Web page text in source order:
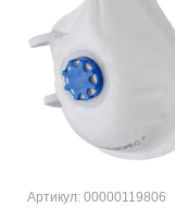
Артикул: 00000119806